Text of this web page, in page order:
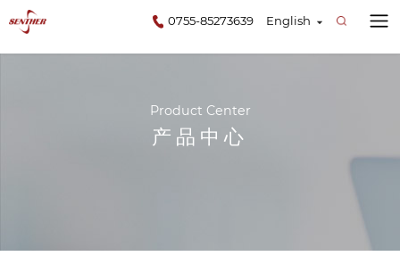
English
0755-85273639
Product Center
产品中心